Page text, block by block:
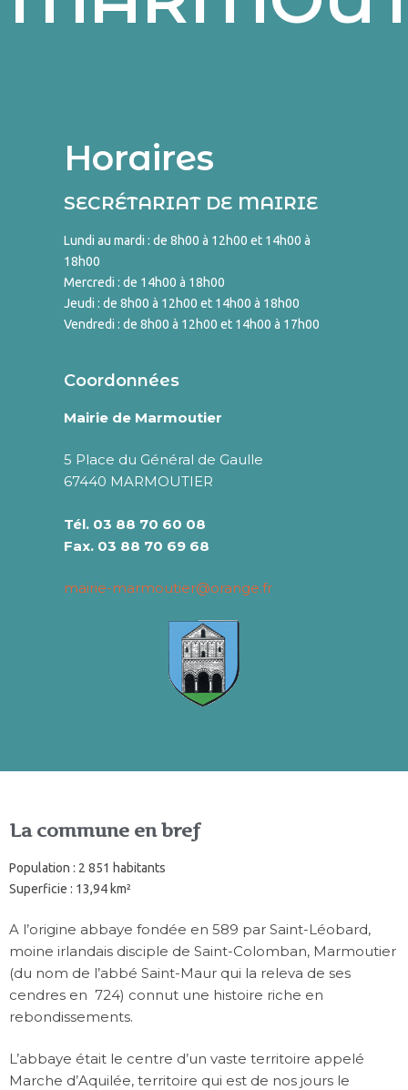
Horaires
SECRÉTARIAT DE MAIRIE
Lundi au mardi : de 8h00 à 12h00 et 14h00 à
18h00
Mercredi : de 14h00 à 18h00
Jeudi : de 8h00 à 12h00 et 14h00 à 18h00
Vendredi : de 8h00 à 12h00 et 14h00 à 17h00
Coordonnées
Mairie de Marmoutier
5 Place du Général de Gaulle
67440 MARMOUTIER
Tél. 03 88 70 60 08
Fax. 03 88 70 69 68
mairie-marmoutier@orange.fr
La commune en bref
Population : 2 851 habitants
Superficie : 13,94 km²
A l’origine abbaye fondée en 589 par Saint-Léobard,
moine irlandais disciple de Saint-Colomban, Marmoutier
(du nom de l’abbé Saint-Maur qui la releva de ses
cendres en 724) connut une histoire riche en
rebondissements.
L’abbaye était le centre d’un vaste territoire appelé
Marche d’Aquilée, territoire qui est de nos jours le